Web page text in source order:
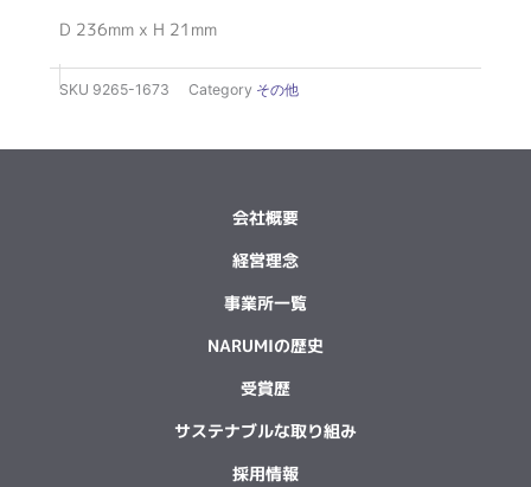
D 236mm x H 21mm
SKU 9265-1673 Category その他
会社概要
経営理念
事業所一覧
NARUMIの歴史
受賞歴
サステナブルな取り組み
採用情報